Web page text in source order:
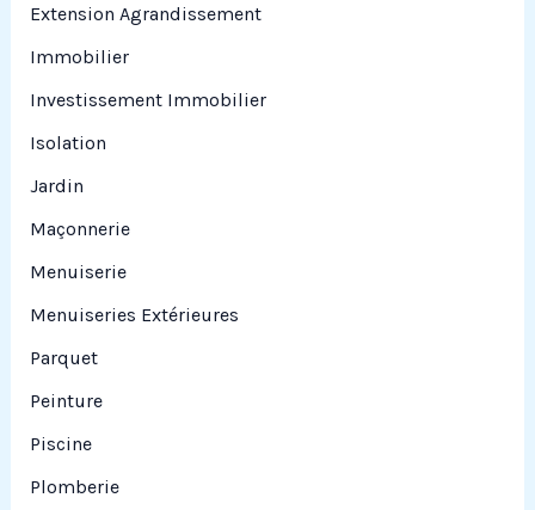
Extension Agrandissement
Immobilier
Investissement Immobilier
Isolation
Jardin
Maçonnerie
Menuiserie
Menuiseries Extérieures
Parquet
Peinture
Piscine
Plomberie